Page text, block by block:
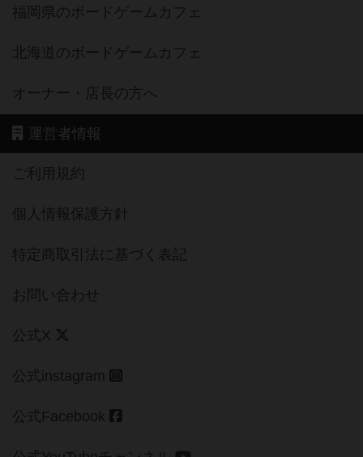
福岡県のボードゲームカフェ
北海道のボードゲームカフェ
オーナー・店長の方へ
運営者情報
ご利用規約
個人情報保護方針
特定商取引法に基づく表記
お問い合わせ
公式X
公式instagram
公式Facebook